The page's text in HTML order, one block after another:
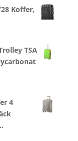
Koffer,
TSA
4